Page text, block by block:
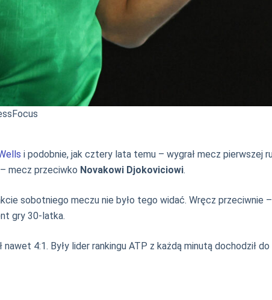
i podobnie, jak cztery lata temu – wygrał mecz pierwszej
mecz przeciwko Novakowi Djokoviciowi.
sobotniego meczu nie było tego widać. Wręcz przeciwnie
gry 30-latka.
4:1. Były lider rankingu ATP z każdą minutą dochodził do